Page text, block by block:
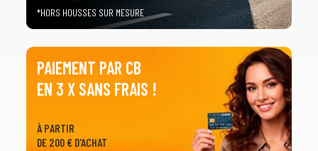
*HORS HOUSSES SUR MESURE
PAIEMENT PAR CB
EN 3 X SANS FRAIS !
À PARTIR
DE 200 € D'ACHAT